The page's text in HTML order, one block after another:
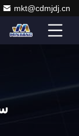
mkt@cdmjdj.cn